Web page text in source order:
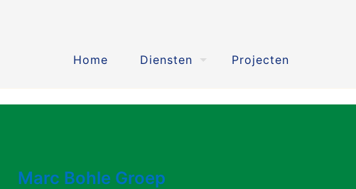
Home Diensten Projecten
Marc Bohle Groep